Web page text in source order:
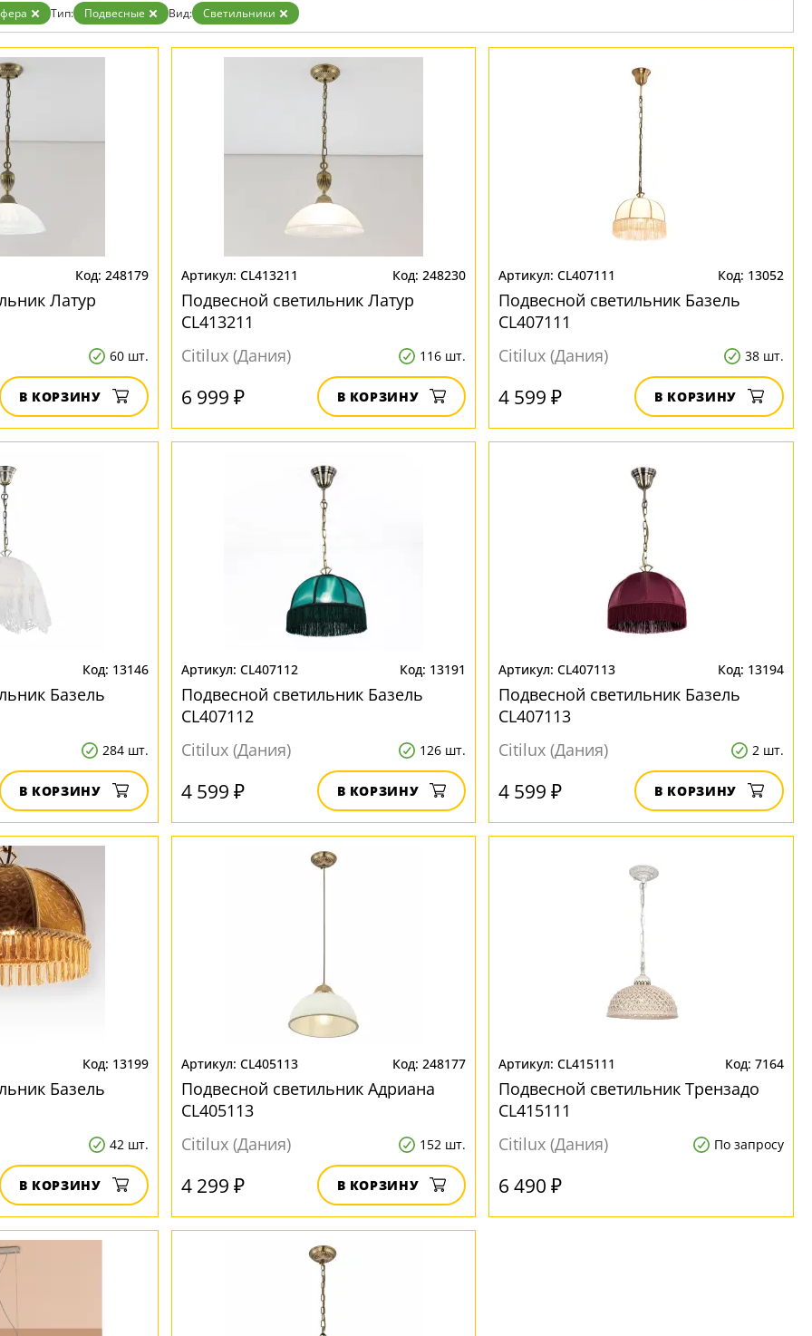
Белые
Бронза
Золото
Прозрачные
Тип: Подвесные Вид: Светильники
248179
Латур
60 шт.
В КОРЗИНУ
CL413211 248230
Подвесной светильник Латур
CL413211
Citilux (Дания)
116 шт.
6 999 ₽ В КОРЗИНУ
CL407111 13052
Подвесной светильник Базель
CL407111
Citilux (Дания)
38 шт.
4 599 ₽ В КОРЗИНУ
13146
Базель
284 шт.
В КОРЗИНУ
CL407112 13191
Подвесной светильник Базель
CL407112
Citilux (Дания)
126 шт.
4 599 ₽ В КОРЗИНУ
CL407113 13194
Подвесной светильник Базель
CL407113
Citilux (Дания)
2 шт.
4 599 ₽ В КОРЗИНУ
13199
Базель
42 шт.
В КОРЗИНУ
CL405113 248177
Подвесной светильник Адриана
CL405113
Citilux (Дания)
152 шт.
4 299 ₽ В КОРЗИНУ
CL415111 7164
Подвесной светильник Трензадо
CL415111
Citilux (Дания)
По запросу
6 490 ₽